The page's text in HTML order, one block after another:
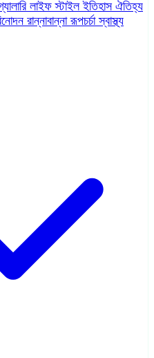
লাইফ স্টাইলইতিহাস ঐতিহ্য
রান্নাবান্নারূপচর্চাস্বাস্থ্য